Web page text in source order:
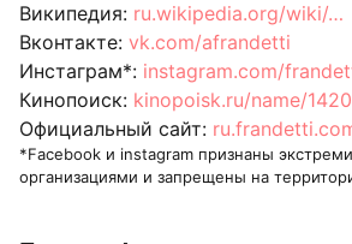
Википедия: ru.wikipedia.org/wiki/…
Вконтакте: vk.com/afrandetti
Инстаграм*: instagram.com/
Кинопоиск: kinopoisk.ru/name/
Официальный сайт:
*Facebook и instagram признаны
организациями и запрещены на